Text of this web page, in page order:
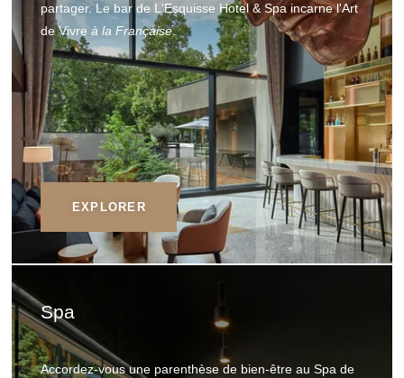
partager. Le bar de L'Esquisse Hotel & Spa incarne l'Art
de Vivreà la Française.
EXPLORER
Spa
Accordez-vous une parenthèse de bien-être au Spa de